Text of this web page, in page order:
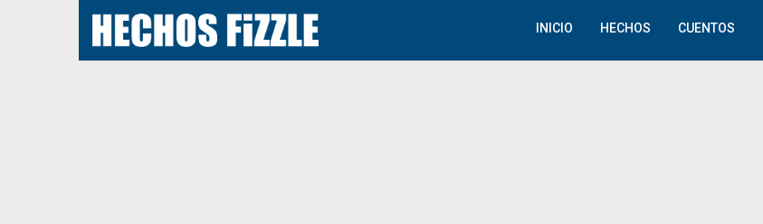
INICIO HECHOS CUENTOS